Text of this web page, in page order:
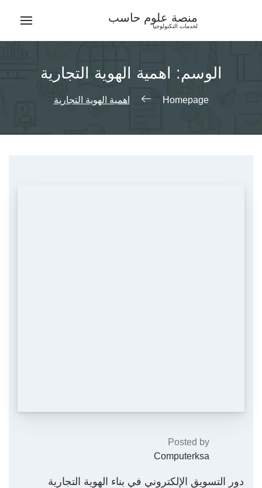
منصة علوم حاسب
لخدمات التكنولوجيا
الوسم: اهمية الهوية التجارية
Homepage اهمية الهوية التجارية
Posted by
Computerksa
دور التسويق الإلكتروني في بناء الهوية التجارية